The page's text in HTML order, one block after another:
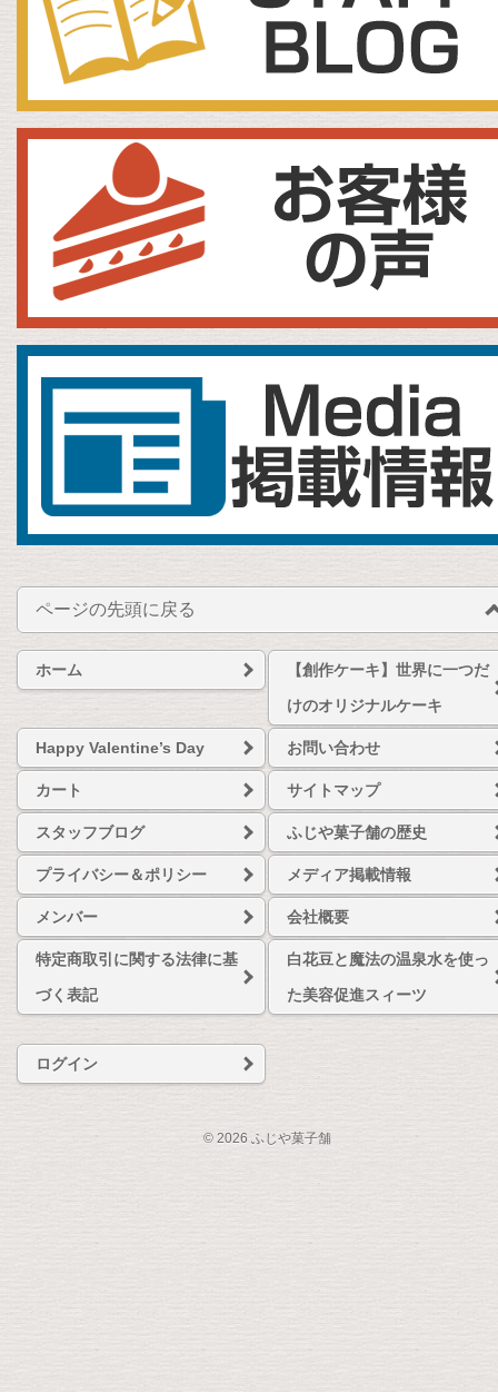
ページの先頭に戻る
ホーム
【創作ケーキ】世界に一つだ
けのオリジナルケーキ
Happy Valentine’s Day お問い合わせ
カート サイトマップ
スタッフブログ ふじや菓子舗の歴史
プライバシー＆ポリシー メディア掲載情報
メンバー 会社概要
特定商取引に関する法律に基
づく表記
白花豆と魔法の温泉水を使っ
た美容促進スィーツ
ログイン
© 2026 ふじや菓子舗